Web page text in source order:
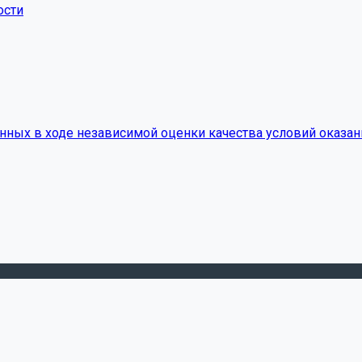
в ходе независимой оценки качества условий